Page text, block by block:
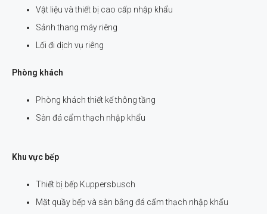
Vật liệu và thiết bị cao cấp nhập khẩu
Sảnh thang máy riêng
Lối đi dịch vụ riêng
Phòng khách
Phòng khách thiết kế thông tầng
Sàn đá cẩm thạch nhập khẩu
Khu vực bếp
Thiết bị bếp Kuppersbusch
Mặt quầy bếp và sàn bằng đá cẩm thạch nhập khẩu